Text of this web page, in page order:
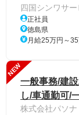
四国シンワサ
正社員
徳島県
月給25万円～
NEW
一般事務/建
し/車通勤可/
株式会社パソナ